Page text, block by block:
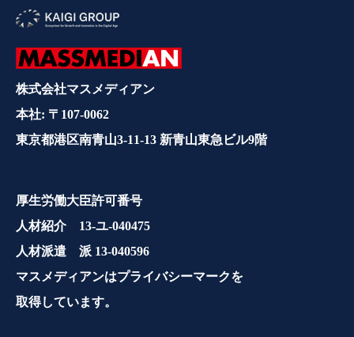
株式会社マスメディアン
本社: 〒107-0062
東京都港区南青山3-11-13 新青山東急ビル9階
厚生労働大臣許可番号
人材紹介 13-ユ-040475
人材派遣 派 13-040596
マスメディアンはプライバシーマークを
取得しています。